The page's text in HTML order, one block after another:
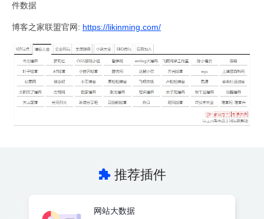
件数据
博客之家联盟官网: https://likinming.com/
推荐插件
网站大数据